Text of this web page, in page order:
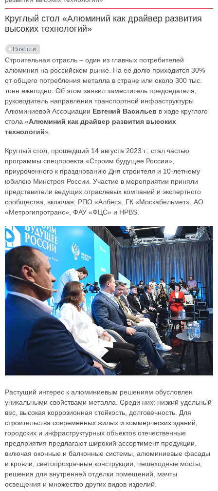
Круглый стол «Алюминий как драйвер развития
высоких технологий»
Новости
Строительная отрасль – один из главных потребителей
алюминия на российском рынке. На ее долю приходится 30%
от общего потребления металла в стране или около 300 тыс.
тонн ежегодно. Об этом заявил заместитель председателя,
руководитель направления транспортной инфраструктуры
Алюминиевой Ассоциации Евгений Васильев в ходе круглого
стола «Алюминий как драйвер развития высоких
технологий».
Круглый стол, прошедший 14 августа 2023 г., стал частью
программы спецпроекта «Строим будущее России»,
приуроченного к празднованию Дня строителя и 10-летнему
юбилею Минстроя России. Участие в мероприятии приняли
представители ведущих отраслевых компаний и экспертного
сообщества, включая: РПО «Албес», ГК «Москабельмет», АО
«Метрогипротранс», ФАУ «ФЦС» и HPBS.
Растущий интерес к алюминиевым решениям обусловлен
уникальными свойствами металла. Среди них: низкий удельный
вес, высокая коррозионная стойкость, долговечность. Для
строительства современных жилых и коммерческих зданий,
городских и инфраструктурных объектов отечественные
предприятия предлагают широкий ассортимент продукции,
включая оконные и балконные системы, алюминиевые фасады
и кровли, светопрозрачные конструкции, пешеходные мосты,
решения для внутренней отделки помещений, мачты
освещения и множество других видов изделий.